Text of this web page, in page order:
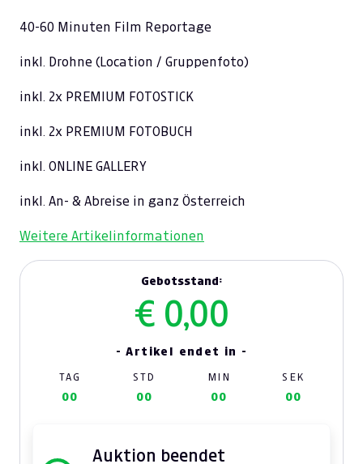
40-60 Minuten Film Reportage
inkl. Drohne (Location / Gruppenfoto)
​inkl. 2x PREMIUM FOTOSTICK
inkl. 2x PREMIUM FOTOBUCH
inkl. ONLINE GALLERY​
inkl. An- & Abreise in ganz Österreich
Weitere Artikelinformationen
Gebotsstand:
€ 0,00
- Artikel endet in -
TAG STD MIN SEK
00 00 00 00
Auktion beendet